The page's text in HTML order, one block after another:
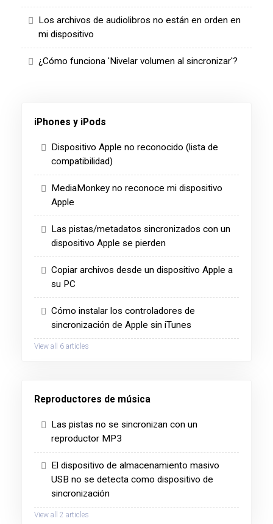
Los archivos de audiolibros no están en orden en
mi dispositivo
¿Cómo funciona 'Nivelar volumen al sincronizar'?
iPhones y iPods
Dispositivo Apple no reconocido (lista de
compatibilidad)
MediaMonkey no reconoce mi dispositivo
Apple
Las pistas/metadatos sincronizados con un
dispositivo Apple se pierden
Copiar archivos desde un dispositivo Apple a
su PC
Cómo instalar los controladores de
sincronización de Apple sin iTunes
View all 6 articles
Reproductores de música
Las pistas no se sincronizan con un
reproductor MP3
El dispositivo de almacenamiento masivo
USB no se detecta como dispositivo de
sincronización
View all 2 articles